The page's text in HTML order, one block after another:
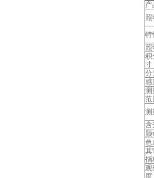
产
照
特
照
积
寸
分
感
测
范
测
含
颜
色
其
指
观
度